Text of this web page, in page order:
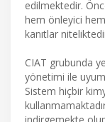
edilmektedir.
hem önleyici
kanıtlar
CIAT grubunda
yönetimi ile
Sistem hiçbir